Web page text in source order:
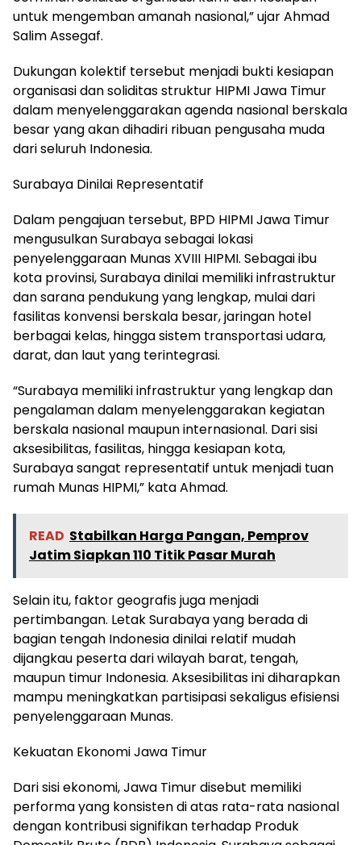
untuk mengemban amanah nasional,” ujar Ahmad
Salim Assegaf.
Dukungan kolektif tersebut menjadi bukti kesiapan
organisasi dan soliditas struktur HIPMI Jawa Timur
dalam menyelenggarakan agenda nasional berskala
besar yang akan dihadiri ribuan pengusaha muda
dari seluruh Indonesia.
Surabaya Dinilai Representatif
Dalam pengajuan tersebut, BPD HIPMI Jawa Timur
mengusulkan Surabaya sebagai lokasi
penyelenggaraan Munas XVIII HIPMI. Sebagai ibu
kota provinsi, Surabaya dinilai memiliki infrastruktur
dan sarana pendukung yang lengkap, mulai dari
fasilitas konvensi berskala besar, jaringan hotel
berbagai kelas, hingga sistem transportasi udara,
darat, dan laut yang terintegrasi.
“Surabaya memiliki infrastruktur yang lengkap dan
pengalaman dalam menyelenggarakan kegiatan
berskala nasional maupun internasional. Dari sisi
aksesibilitas, fasilitas, hingga kesiapan kota,
Surabaya sangat representatif untuk menjadi tuan
rumah Munas HIPMI,” kata Ahmad.
READ Stabilkan Harga Pangan, Pemprov
Jatim Siapkan 110 Titik Pasar Murah
Selain itu, faktor geografis juga menjadi
pertimbangan. Letak Surabaya yang berada di
bagian tengah Indonesia dinilai relatif mudah
dijangkau peserta dari wilayah barat, tengah,
maupun timur Indonesia. Aksesibilitas ini diharapkan
mampu meningkatkan partisipasi sekaligus efisiensi
penyelenggaraan Munas.
Kekuatan Ekonomi Jawa Timur
Dari sisi ekonomi, Jawa Timur disebut memiliki
performa yang konsisten di atas rata-rata nasional
dengan kontribusi signifikan terhadap Produk